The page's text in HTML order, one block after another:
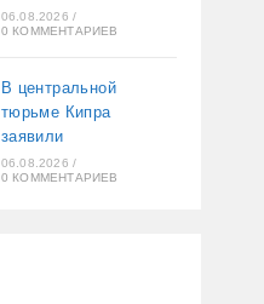
06.08.2026 /
0 КОММЕНТАРИЕВ
В центральной
тюрьме Кипра
заявили
06.08.2026 /
0 КОММЕНТАРИЕВ